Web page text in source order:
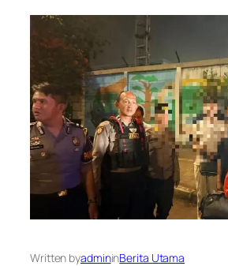
Written byadmininBerita Utama